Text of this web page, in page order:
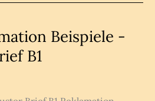
Beispiele -
B1